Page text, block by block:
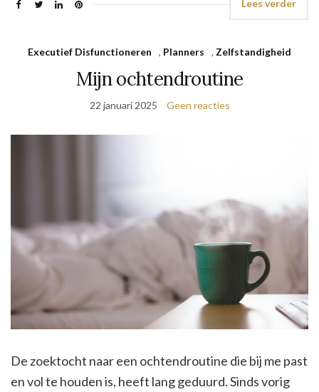
Lees verder
Executief Disfunctioneren , Planners , Zelfstandigheid
Mijn ochtendroutine
22 januari 2025 Geen reacties
De zoektocht naar een ochtendroutine die bij me past
en vol te houden is, heeft lang geduurd. Sinds vorig